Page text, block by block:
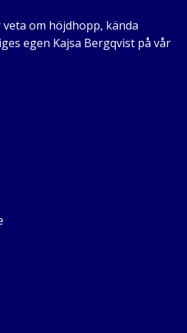
om höjdhopp, kända
egen Kajsa Bergqvist på vår